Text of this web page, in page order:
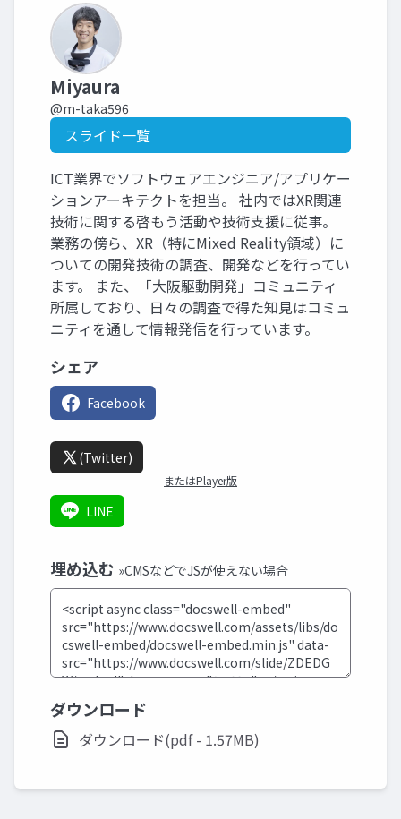
Miyaura
@m-taka596
スライド一覧
ICT業界でソフトウェアエンジニア/アプリケー
ションアーキテクトを担当。 社内ではXR関連
技術に関する啓もう活動や技術支援に従事。
業務の傍ら、XR（特にMixed Reality領域）に
ついての開発技術の調査、開発などを行ってい
ます。 また、「大阪駆動開発」コミュニティ
所属しており、日々の調査で得た知見はコミュ
ニティを通して情報発信を行っています。
シェア
Facebook
(Twitter)
またはPlayer版
LINE
埋め込む »CMSなどでJSが使えない場合
ダウンロード
ダウンロード(pdf - 1.57MB)